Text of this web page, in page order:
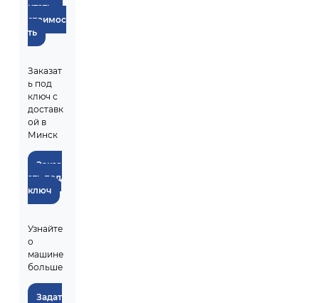
итать
стоимос
ть
Заказат
ь под
ключ с
доставк
ой в
Минск
Заказ
ать под
ключ
Узнайте
о
машине
больше
Задат